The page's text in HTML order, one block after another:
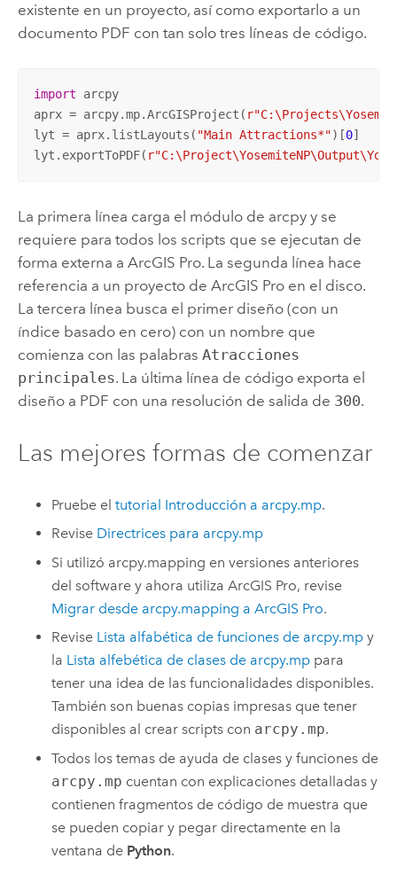
existente en un proyecto, así como exportarlo a un
documento PDF con tan solo tres líneas de código.
import arcpy
aprx = arcpy.mp.ArcGISProject(
lyt = aprx.listLayouts( "Main Attractions*")[0]
lyt.exportToPDF(
La primera línea carga el módulo de arcpy y se
requiere para todos los scripts que se ejecutan de
forma externa a ArcGIS Pro. La segunda línea hace
referencia a un proyecto de ArcGIS Proen el disco.
La tercera línea busca el primer diseño (con un
índice basado en cero) con un nombre que
comienza con las palabras Atracciones
principales. La última línea de código exporta el
diseño a PDF con una resolución de salida de 300.
Las mejores formas de comenzar
Pruebe eltutorial Introducción a arcpy.mp.
Revise Directrices para arcpy.mp
Si utilizó arcpy.mapping en versiones anteriores
del software y ahora utilizaArcGIS Pro, revise
Migrar desde arcpy.mapping a ArcGIS Pro.
Revise Lista alfabética de funciones de arcpy.mp y
la Lista alfebética de clases de arcpy.mp para
tener una idea de las funcionalidades disponibles.
También son buenas copias impresas que tener
disponibles al crear scripts con arcpy.mp.
Todos los temas de ayuda de clases y funciones de
arcpy.mp cuentan con explicaciones detalladas y
contienen fragmentos de código de muestra que
se pueden copiar y pegar directamente en la
ventana de Python.